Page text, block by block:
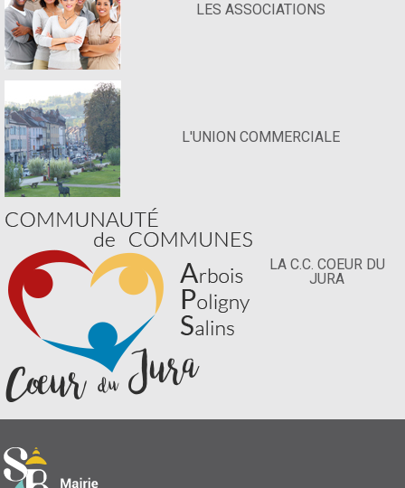
LES ASSOCIATIONS
L'UNION COMMERCIALE
LA C.C. COEUR DU
JURA